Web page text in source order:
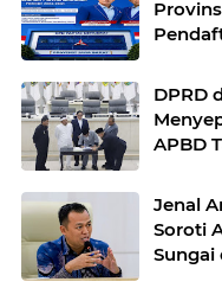
DPRD
APBD
Jenal Arifin : Pansus
Soroti
Sungai